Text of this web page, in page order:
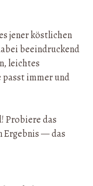
jener köstlichen
beeindruckend
leichtes
immer und
Probiere das
Ergebnis — das